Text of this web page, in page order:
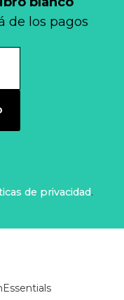
de los pagos
de privacidad.